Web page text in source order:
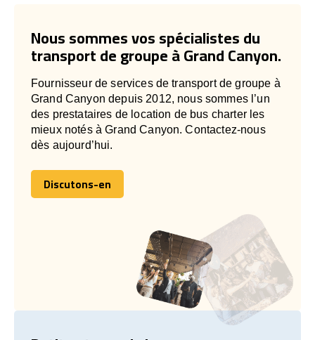
Nous sommes vos spécialistes du
transport de groupe à Grand Canyon.
Fournisseur de services de transport de groupe à
Grand Canyon depuis 2012, nous sommes l’un
des prestataires de location de bus charter les
mieux notés à Grand Canyon. Contactez-nous
dès aujourd’hui.
Discutons-en
Discutons-en